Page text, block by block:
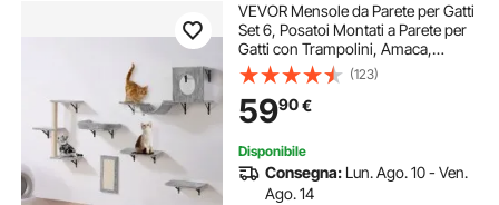
VEVOR Mensole da Parete per Gatti
Set 6, Posatoi Montati a Parete per
Gatti con Trampolini, Amaca,
Divano, Albero per Gatti, Set di
Mobili da Parete per Gatti Fino a
18,14 kg per Dormire, Arrampicarsi
(123)
5990€
Disponibile
Consegna: Lun. Ago. 10 - Ven.
Ago. 14